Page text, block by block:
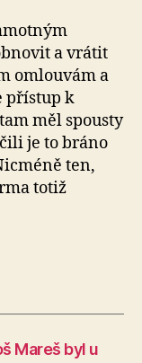
a vrátit
omlouvám a
přístup k
měl spousty
je to bráno
ten,
totiž
Mareš byl u